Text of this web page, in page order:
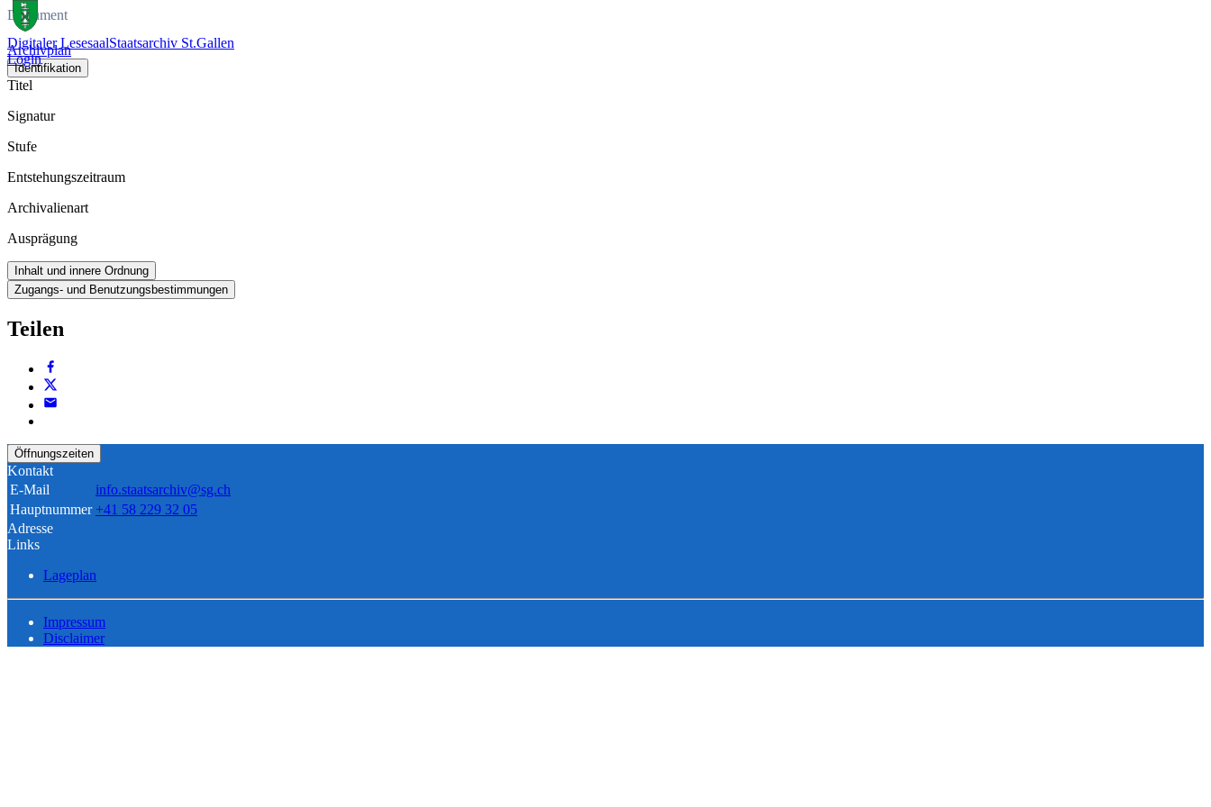
Digitaler LesesaalStaatsarchiv St.Gallen
Login
Dokument
Archivplan
Identifikation
Titel
Signatur
Stufe
Entstehungszeitraum
Archivalienart
Ausprägung
Inhalt und innere Ordnung
Zugangs- und Benutzungsbestimmungen
Teilen
Öffnungszeiten
Kontakt
E-Mail
info.staatsarchiv@sg.ch
Hauptnummer +41 58 229 32 05
Adresse
Links
Lageplan
Impressum
Disclaimer